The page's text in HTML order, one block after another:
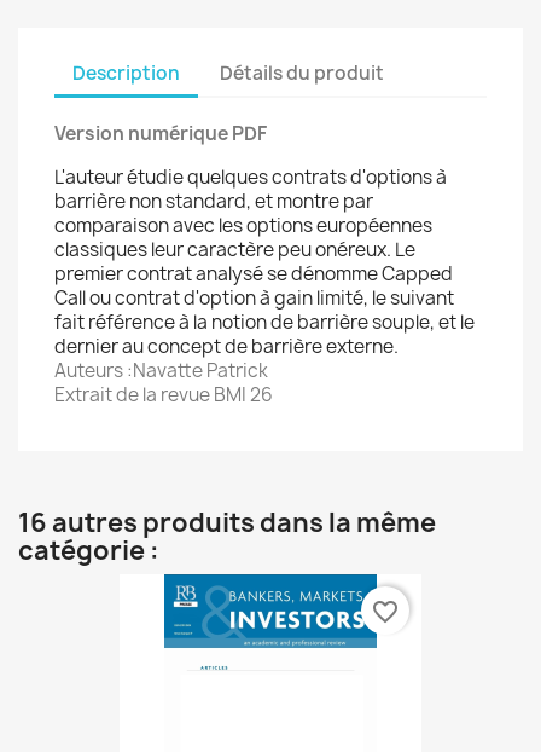
Description Détails du produit
Version numérique PDF
L'auteur étudie quelques contrats d'options à
barrière non standard, et montre par
comparaison avec les options européennes
classiques leur caractère peu onéreux. Le
premier contrat analysé se dénomme Capped
Call ou contrat d'option à gain limité, le suivant
fait référence à la notion de barrière souple, et le
dernier au concept de barrière externe.
Auteurs :Navatte Patrick
Extrait de la revue BMI 26
16 autres produits dans la même
catégorie :
favorite_border